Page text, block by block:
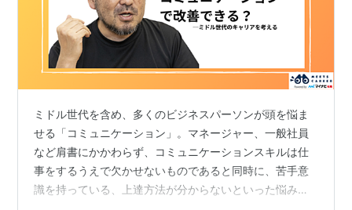
ミドル世代を含め、多くのビジネスパーソンが頭を悩ま
せる「コミュニケーション」。マネージャー、一般社員
など肩書にかかわらず、コミュニケーションスキルは仕
事をするうえで欠かせないものであると同時に、苦手意
識を持っている、上達方法が分からないといった悩みを